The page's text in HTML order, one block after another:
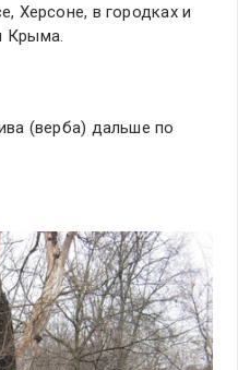
Херсоне, в городках и
Крыма.
(верба) дальше по